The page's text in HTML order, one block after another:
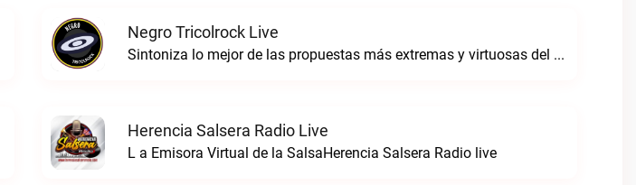
Negro Tricolrock Live
Sintoniza lo mejor de las propuestas más extremas y virtuosas del metal colombianoNegro Tricolrock live
Herencia Salsera Radio Live
L a Emisora Virtual de la SalsaHerencia Salsera Radio live